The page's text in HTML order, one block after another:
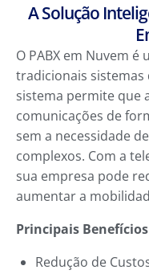
A Solução
O PABX em Nuvem
tradicionais sistemas
sistema permite que
comunicações de
sem a necessidade
complexos. Com a
sua empresa pode
aumentar a
Principais
Redução de